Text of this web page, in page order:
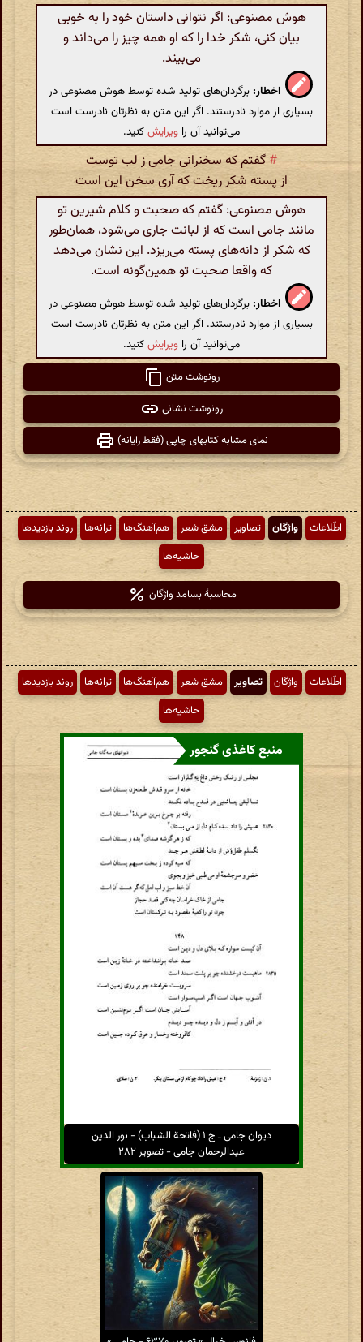
هوش مصنوعی: اگر نتوانی داستان خود را به خوبی
بیان کنی، شکر خدا را که او همه چیز را می‌داند و
می‌بیند.
اخطار: برگردان‌های تولید شده توسط هوش مصنوعی در
بسیاری از موارد نادرستند. اگر این متن به نظرتان نادرست است
می‌توانید آن را ویرایشکنید.
# گفتم که سخنرانی جامی ز لب توست
از پسته شکر ریخت که آری سخن این است
هوش مصنوعی: گفتم که صحبت و کلام شیرین تو
مانند جامی است که از لبانت جاری می‌شود، همان‌طور
که شکر از دانه‌های پسته می‌ریزد. این نشان می‌دهد
که واقعا صحبت تو همین‌گونه است.
اخطار: برگردان‌های تولید شده توسط هوش مصنوعی در
بسیاری از موارد نادرستند. اگر این متن به نظرتان نادرست است
می‌توانید آن را ویرایشکنید.
رونوشت متن
رونوشت نشانی
نمای مشابه کتابهای چاپی (فقط رایانه)
اطّلاعات واژگان تصاویر مشق شعر هم‌آهنگ‌ها ترانه‌ها
روند بازدیدها
حاشیه‌ها
محاسبهٔ بسامد واژگان
اطّلاعات واژگان تصاویر مشق شعر هم‌آهنگ‌ها ترانه‌ها
روند بازدیدها
حاشیه‌ها
منبع کاغذی گنجور
دیوان جامی ـ ج ۱ (فاتحة الشباب) - نور الدین
عبدالرحمان جامی - تصویر ۲۸۲